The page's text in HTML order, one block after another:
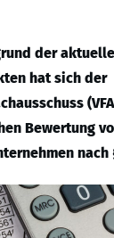
der
hat sich der
Bewertung
nach